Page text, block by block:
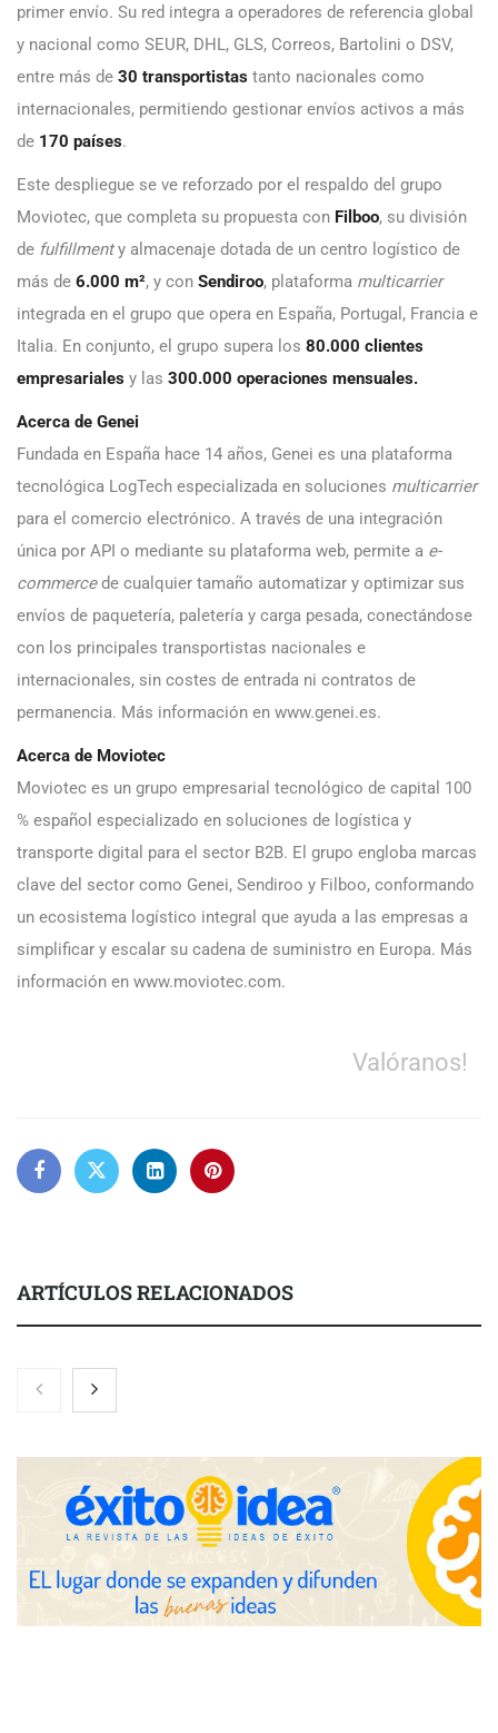
primer envío. Su red integra a operadores de referencia global
y nacional como SEUR, DHL, GLS, Correos, Bartolini o DSV,
entre más de 30 transportistas tanto nacionales como
internacionales, permitiendo gestionar envíos activos a más
de 170 países.
Este despliegue se ve reforzado por el respaldo del grupo
Moviotec, que completa su propuesta con Filboo, su división
de fulfillmenty almacenaje dotada de un centro logístico de
más de 6.000 m², y con Sendiroo, plataforma multicarrier
integrada en el grupo que opera en España, Portugal, Francia e
Italia. En conjunto, el grupo supera los 80.000 clientes
empresariales y las 300.000 operaciones mensuales.
Acerca de Genei
Fundada en España hace 14 años, Genei es una plataforma
tecnológica LogTech especializada en soluciones multicarrier
para el comercio electrónico. A través de una integración
única por API o mediante su plataforma web, permite a e-
commercede cualquier tamaño automatizar y optimizar sus
envíos de paquetería, paletería y carga pesada, conectándose
con los principales transportistas nacionales e
internacionales, sin costes de entrada ni contratos de
permanencia. Más información en www.genei.es.
Acerca de Moviotec
Moviotec es un grupo empresarial tecnológico de capital 100
% español especializado en soluciones de logística y
transporte digital para el sector B2B. El grupo engloba marcas
clave del sector como Genei, Sendiroo y Filboo, conformando
un ecosistema logístico integral que ayuda a las empresas a
simplificar y escalar su cadena de suministro en Europa. Más
información en www.moviotec.com.
Valóranos!
ARTÍCULOS RELACIONADOS
Nicols presenta seis modelos de anillos de compromiso para el
eclipse solar del 12 de agosto
Zoomex mejora su Strategy Center con herramientas
avanzadas para trading estratégico
COMPALISS de LYSOTRIC: cuando un solo producto multiplica
las posibilidades del salón profesional